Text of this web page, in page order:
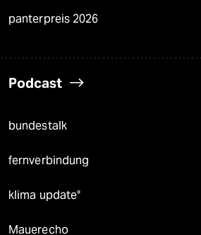
panterpreis 2026
Podcast
bundestalk
fernverbindung
klima update°
Mauerecho